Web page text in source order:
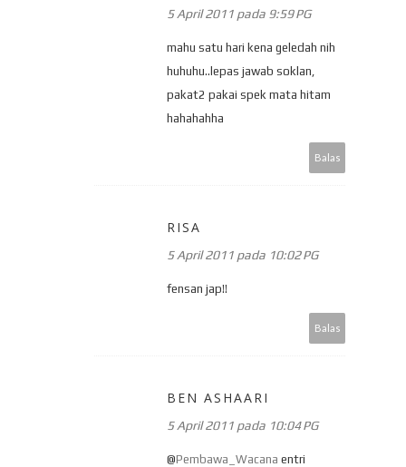
5 April 2011 pada 9:59 PG
mahu satu hari kena geledah nih
huhuhu..lepas jawab soklan,
pakat2 pakai spek mata hitam
hahahahha
Balas
RISA
5 April 2011 pada 10:02 PG
fensan jap!!
Balas
BEN ASHAARI
5 April 2011 pada 10:04 PG
@Pembawa_Wacana entri